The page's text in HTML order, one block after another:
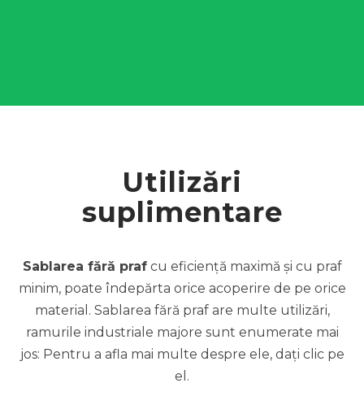
Utilizări
suplimentare
Sablarea fără prafcu eficiență maximă și cu praf
minim, poate îndepărta orice acoperire de pe orice
material. Sablarea fără praf are multe utilizări,
ramurile industriale majore sunt enumerate mai
jos: Pentru a afla mai multe despre ele, dați clic pe
el.